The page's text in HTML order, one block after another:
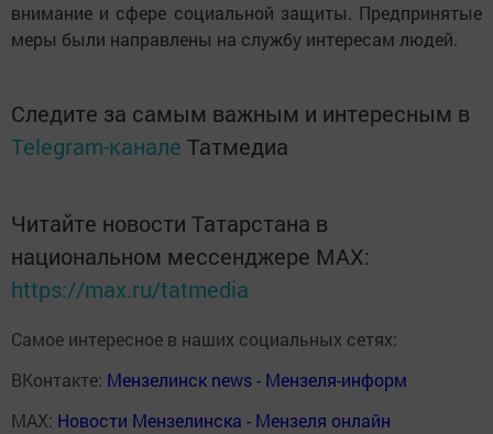
внимание и сфере социальной защиты. Предпринятые
меры были направлены на службу интересам людей.
Следите за самым важным и интересным в
Telegram-канале Татмедиа
Читайте новости Татарстана в
национальном мессенджере MАХ:
https://max.ru/tatmedia
Самое интересное в наших социальных сетях:
ВКонтакте: Мензелинск news - Мензеля-информ
MAX: Новости Мензелинска - Мензеля онлайн